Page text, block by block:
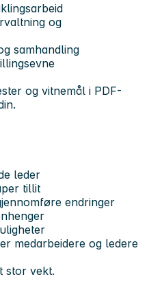
og
samhandling
og vitnemål i PDF-
leder
tillit
endringer
medarbeidere og ledere
stor vekt.